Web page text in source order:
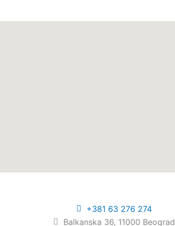
+381 63 276 274​
Balkanska 36, 11000 Beograd​